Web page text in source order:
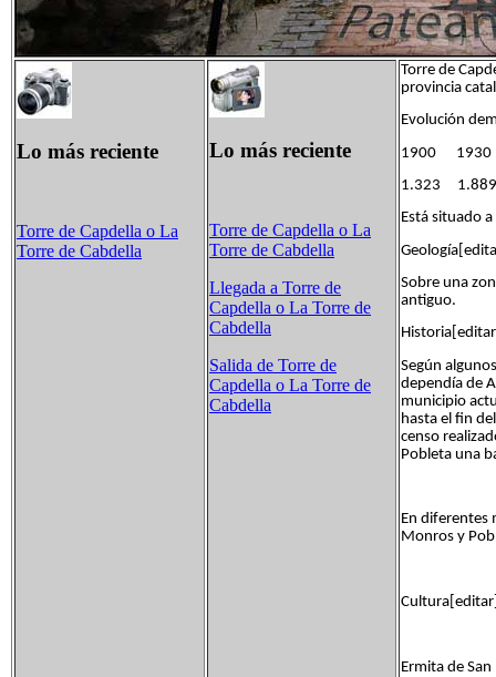
Lo más reciente
Torre de Capdella o La
Torre de Cabdella
Lo más reciente
Torre de Capdella o La
Torre de Cabdella
Llegada a Torre de
Capdella o La Torre de
Cabdella
Salida de Torre de
Capdella o La Torre de
Cabdella
Torre de
provincia
Evolución
1900
1.323
Está situado
Sobre una
antiguo.
Según
dependía de
municipio
hasta el fin
censo
Pobleta una
En diferentes
Monros y
Ermita de